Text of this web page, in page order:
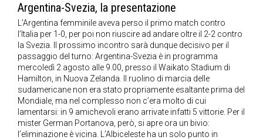
Argentina-Svezia, la presentazione
L’Argentina femminile aveva perso il primo match contro
l’Italia per 1-0, per poi non riuscire ad andare oltre il 2-2 contro
la Svezia. Il prossimo incontro sarà dunque decisivo per il
passaggio del turno: Argentina-Svezia è in programma
mercoledì 2 agosto alle 9.00, presso il Waikato Stadium di
Hamilton, in Nuova Zelanda. Il ruolino di marcia delle
sudamericane non era stato propriamente esaltante prima del
Mondiale, ma nel complesso non c’era molto di cui
lamentarsi: in 9 amichevoli erano arrivate infatti 5 vittorie. Per il
mister German Portanova, però, si apre ora un bivio:
l’eliminazione è vicina. L’Albiceleste ha un solo punto in